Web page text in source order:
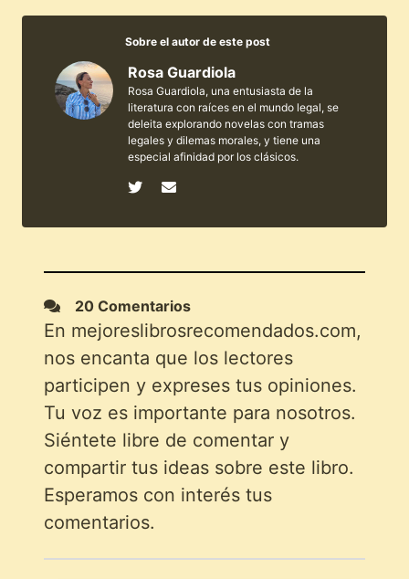
Sobre el autor de este post
Rosa Guardiola
Rosa Guardiola, una entusiasta de la
literatura con raíces en el mundo legal, se
deleita explorando novelas con tramas
legales y dilemas morales, y tiene una
especial afinidad por los clásicos.
20 Comentarios
En mejoreslibrosrecomendados.com,
nos encanta que los lectores
participen y expreses tus opiniones.
Tu voz es importante para nosotros.
Siéntete libre de comentar y
compartir tus ideas sobre este libro.
Esperamos con interés tus
comentarios.